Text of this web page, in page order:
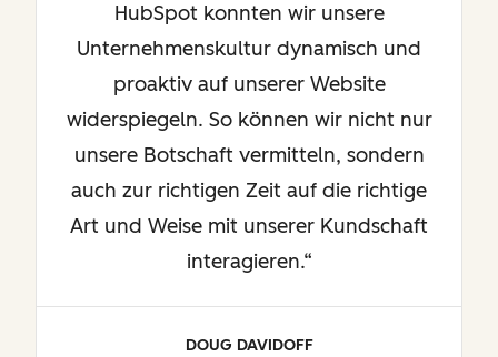
HubSpot konnten wir unsere
Unternehmenskultur dynamisch und
proaktiv auf unserer Website
widerspiegeln. So können wir nicht nur
unsere Botschaft vermitteln, sondern
auch zur richtigen Zeit auf die richtige
Art und Weise mit unserer Kundschaft
interagieren.
DOUG DAVIDOFF